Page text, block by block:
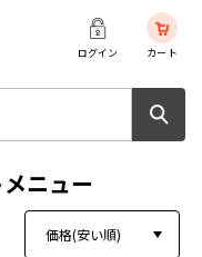
ログイン カート
ニュー
価格(安い順)